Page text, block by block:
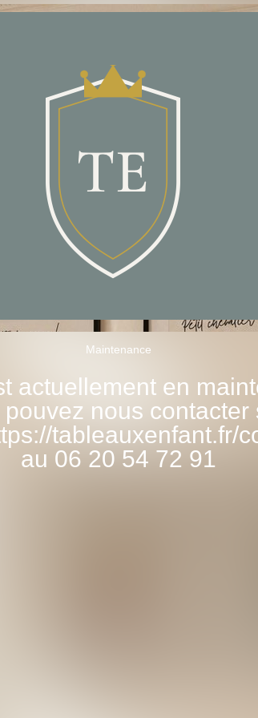
Maintenance
actuellement en
nous contacter
tableauxenfant.fr/
au 06 20 54 72 91